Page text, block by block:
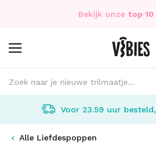
Bekijk onze top 10
Voor 23.59 uur besteld,
Alle Liefdespoppen